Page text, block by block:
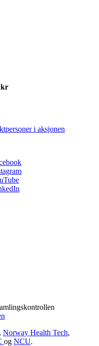
kr
i aksjonen
Norway Health Tech,
og NCU.